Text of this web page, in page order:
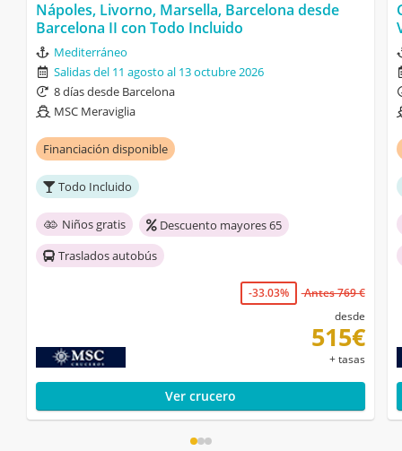
Nápoles, Livorno, Marsella, Barcelona desde
Barcelona II con Todo Incluido
Mediterráneo
Salidas del 11 agosto al 13 octubre 2026
8 días desde Barcelona
MSC Meraviglia
Financiación disponible
Todo Incluido
Niños gratis
Descuento mayores 65
Traslados autobús
-33.03%
Antes 769 €
desde
515€
+ tasas
Ver crucero